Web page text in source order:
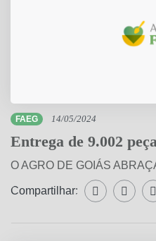
FAEG 14/05/2024
Entrega de 9.002
O AGRO DE GOIÁS
Compartilhar: